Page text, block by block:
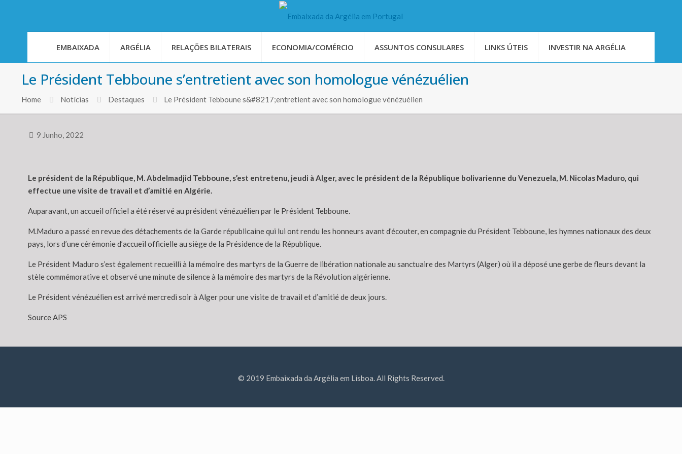
EMBAIXADA ARGÉLIA RELAÇÕES BILATERAIS ECONOMIA/COMÉRCIO ASSUNTOS CONSULARES LINKS ÚTEIS INVESTIR NA ARGÉLIA
Le Président Tebboune s’entretient avec son homologue vénézuélien
Home Notícias Destaques Le Président Tebboune s&#8217;entretient avec son homologue vénézuélien
9 Junho, 2022
Le président de la République, M. Abdelmadjid Tebboune, s’est entretenu, jeudi à Alger, avec le président de la République bolivarienne du Venezuela, M. Nicolas Maduro, qui
effectue une visite de travail et d’amitié en Algérie.
Auparavant, un accueil officiel a été réservé au président vénézuélien par le Président Tebboune.
M.Maduro a passé en revue des détachements de la Garde républicaine qui lui ont rendu les honneurs avant d’écouter, en compagnie du Président Tebboune, les hymnes nationaux des deux
pays, lors d’une cérémonie d’accueil officielle au siège de la Présidence de la République.
Le Président Maduro s’est également recueilli à la mémoire des martyrs de la Guerre de libération nationale au sanctuaire des Martyrs (Alger) où il a déposé une gerbe de fleurs devant la
stèle commémorative et observé une minute de silence à la mémoire des martyrs de la Révolution algérienne.
Le Président vénézuélien est arrivé mercredi soir à Alger pour une visite de travail et d’amitié de deux jours.
Source APS
© 2019 Embaixada da Argélia em Lisboa. All Rights Reserved.